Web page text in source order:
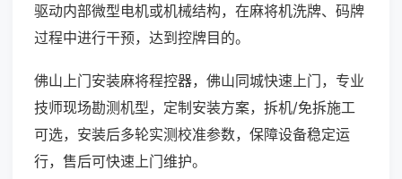
驱动内部微型电机或机械结构，在麻将机洗牌、码牌
过程中进行干预，达到控牌目的。
佛山上门安装麻将程控器，佛山同城快速上门，专业
技师现场勘测机型，定制安装方案，拆机/免拆施工
可选，安装后多轮实测校准参数，保障设备稳定运
行，售后可快速上门维护。